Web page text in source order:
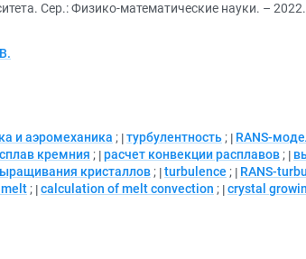
Сер.: Физико-математические науки. –
и аэромеханика ; турбулентность ; RANS-
кремния ; расчет конвекции расплавов ;
кристаллов ; turbulence ; RANS-
; calculation of melt convection ; crystal